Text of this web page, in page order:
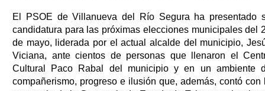
El PSOE de Villanueva del Río Segura ha presentado
candidatura para las próximas elecciones municipales del
de mayo, liderada por el actual alcalde del municipio,
Viciana, ante cientos de personas que llenaron el
Cultural Paco Rabal del municipio y en un ambiente
compañerismo, progreso e ilusión que, además, contó con